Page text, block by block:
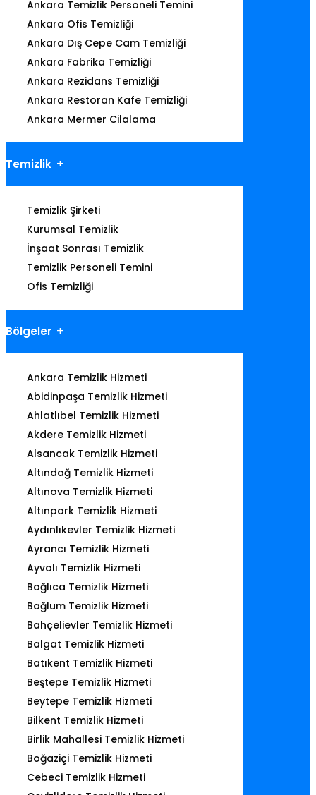
Ankara Temizlik Personeli Temini
Ankara Ofis Temizliği
Ankara Dış Cepe Cam Temizliği
Ankara Fabrika Temizliği
Ankara Rezidans Temizliği
Ankara Restoran Kafe Temizliği
Ankara Mermer Cilalama
Temizlik
Temizlik Şirketi
Kurumsal Temizlik
İnşaat Sonrası Temizlik
Temizlik Personeli Temini
Ofis Temizliği
Bölgeler
Ankara Temizlik Hizmeti
Abidinpaşa Temizlik Hizmeti
Ahlatlıbel Temizlik Hizmeti
Akdere Temizlik Hizmeti
Alsancak Temizlik Hizmeti
Altındağ Temizlik Hizmeti
Altınova Temizlik Hizmeti
Altınpark Temizlik Hizmeti
Aydınlıkevler Temizlik Hizmeti
Ayrancı Temizlik Hizmeti
Ayvalı Temizlik Hizmeti
Bağlıca Temizlik Hizmeti
Bağlum Temizlik Hizmeti
Bahçelievler Temizlik Hizmeti
Balgat Temizlik Hizmeti
Batıkent Temizlik Hizmeti
Beştepe Temizlik Hizmeti
Beytepe Temizlik Hizmeti
Bilkent Temizlik Hizmeti
Birlik Mahallesi Temizlik Hizmeti
Boğaziçi Temizlik Hizmeti
Cebeci Temizlik Hizmeti